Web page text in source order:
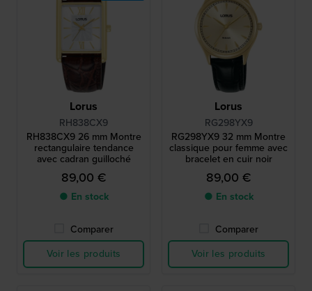
Lorus
RH838CX9
RH838CX9 26 mm Montre
rectangulaire tendance
avec cadran guilloché
89,00 €
● En stock
Comparer
Voir les produits
Lorus
RG298YX9
RG298YX9 32 mm Montre
classique pour femme avec
bracelet en cuir noir
89,00 €
● En stock
Comparer
Voir les produits